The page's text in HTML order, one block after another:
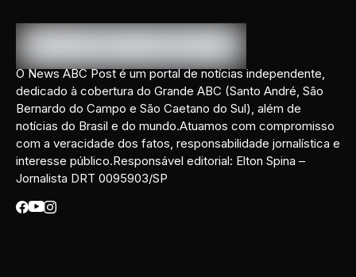
O News ABC Post é um portal de notícias independente,
dedicado à cobertura do Grande ABC (Santo André, São
Bernardo do Campo e São Caetano do Sul), além de
notícias do Brasil e do mundo.Atuamos com compromisso
com a veracidade dos fatos, responsabilidade jornalística e
interesse público.Responsável editorial: Elton Spina –
Jornalista DRT 0095903/SP